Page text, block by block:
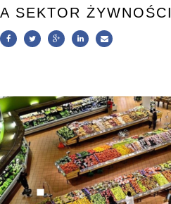
A SEKTOR ŻYWNOŚCI